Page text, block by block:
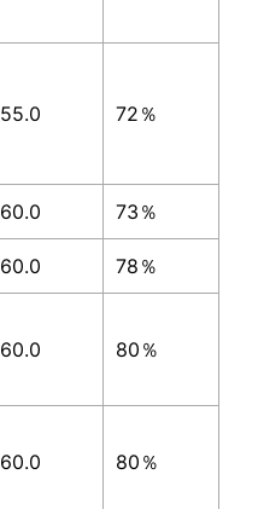
55.0 72％
60.0 73％
60.0 78％
60.0 80％
60.0 80％